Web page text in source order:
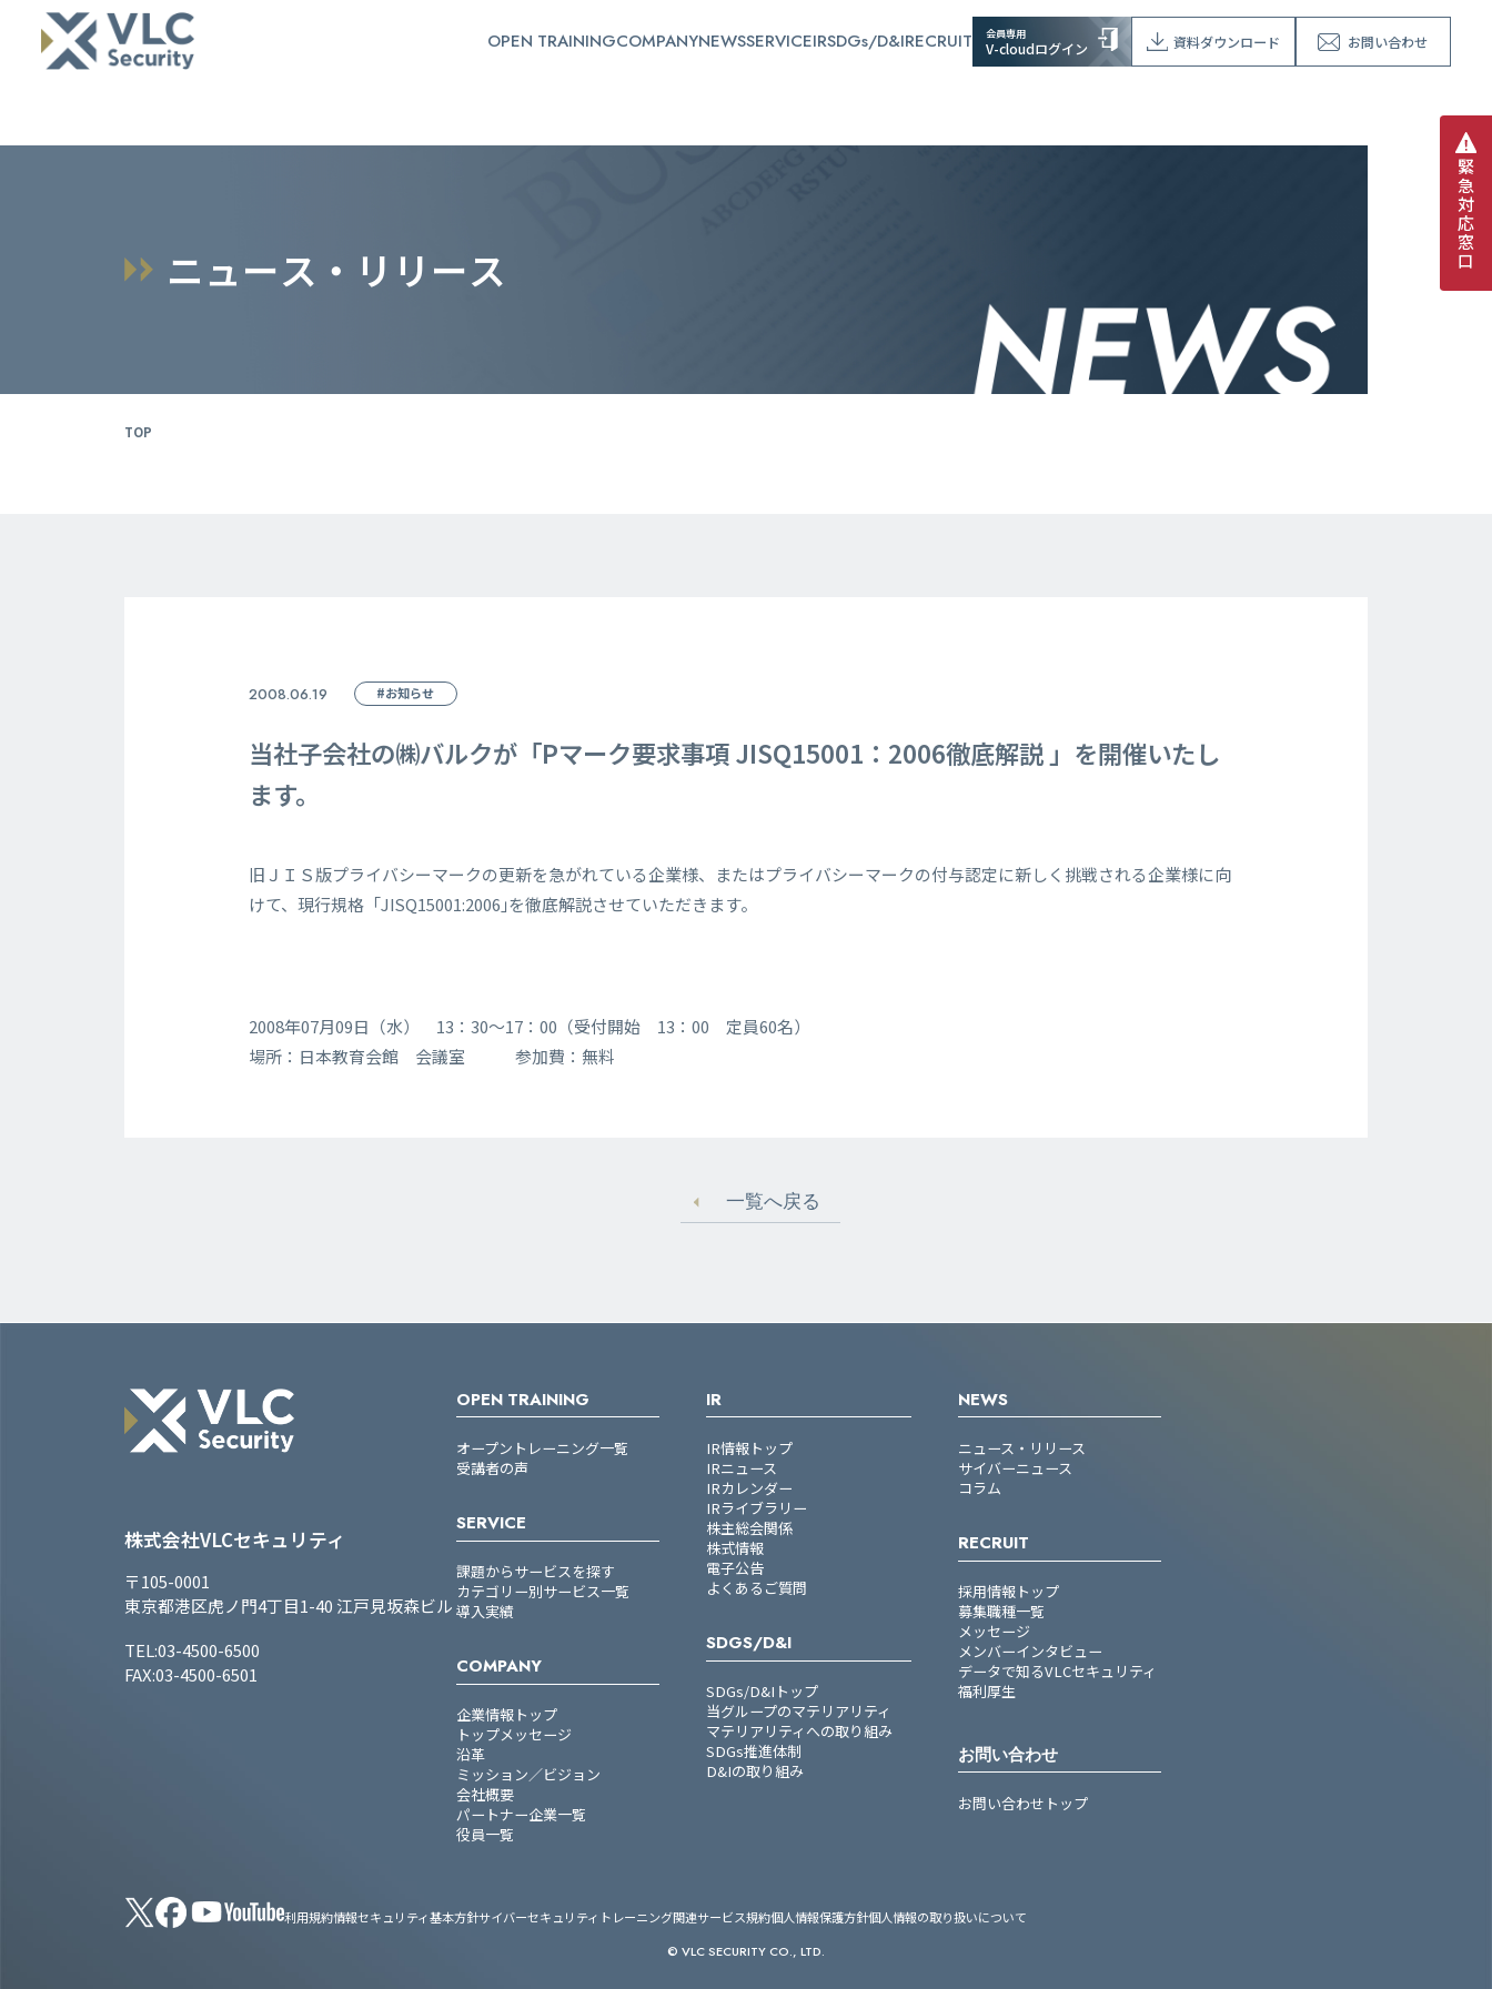
OPEN TRAININGCOMPANYNEWSSERVICEIRSDGs/D&IRECRUIT 会員専用
V-cloudログイン 資料ダウンロード お問い合わせ
緊
急
対
応
窓
口
ニュース ・ リ リ ース
TOP
2008.06.19 #お知らせ
当社子会社の㈱バルクが「Pマーク要求事項 JISQ15001：2006徹底解説 」を開催いたし
ます。
旧ＪＩＳ版プライバシーマークの更新を急がれている企業様、またはプライバシーマークの付与認定に新しく挑戦される企業様に向
けて、現行規格「JISQ15001:2006｣を徹底解説させていただきます。
2008年07月09日（水） 13：30～17：00（受付開始 13：00 定員60名）
場所：日本教育会館 会議室 参加費：無料
一覧へ戻る
株式会社VLCセキュリティ
〒105-0001
東京都港区虎ノ門4丁目1-40 江戸見坂森ビル
TEL:03-4500-6500
FAX:03-4500-6501
OPEN TRAINING
オープントレーニング一覧
受講者の声
SERVICE
課題からサービスを探す
カテゴリー別サービス一覧
導入実績
COMPANY
企業情報トップ
トップメッセージ
沿革
ミッション／ビジョン
会社概要
パートナー企業一覧
役員一覧
IR
IR情報トップ
IRニュース
IRカレンダー
IRライブラリー
株主総会関係
株式情報
電子公告
よくあるご質問
SDGS/D&I
SDGs/D&Iトップ
当グループのマテリアリティ
マテリアリティへの取り組み
SDGs推進体制
D&Iの取り組み
NEWS
ニュース・リリース
サイバーニュース
コラム
RECRUIT
採用情報トップ
募集職種一覧
メッセージ
メンバーインタビュー
データで知るVLCセキュリティ
福利厚生
お問い合わせ
お問い合わせトップ
利用規約情報セキュリティ基本方針サイバーセキュリティトレーニング関連サービス規約個人情報保護方針個人情報の取り扱いについて
© VLC SECURITY CO., LTD.